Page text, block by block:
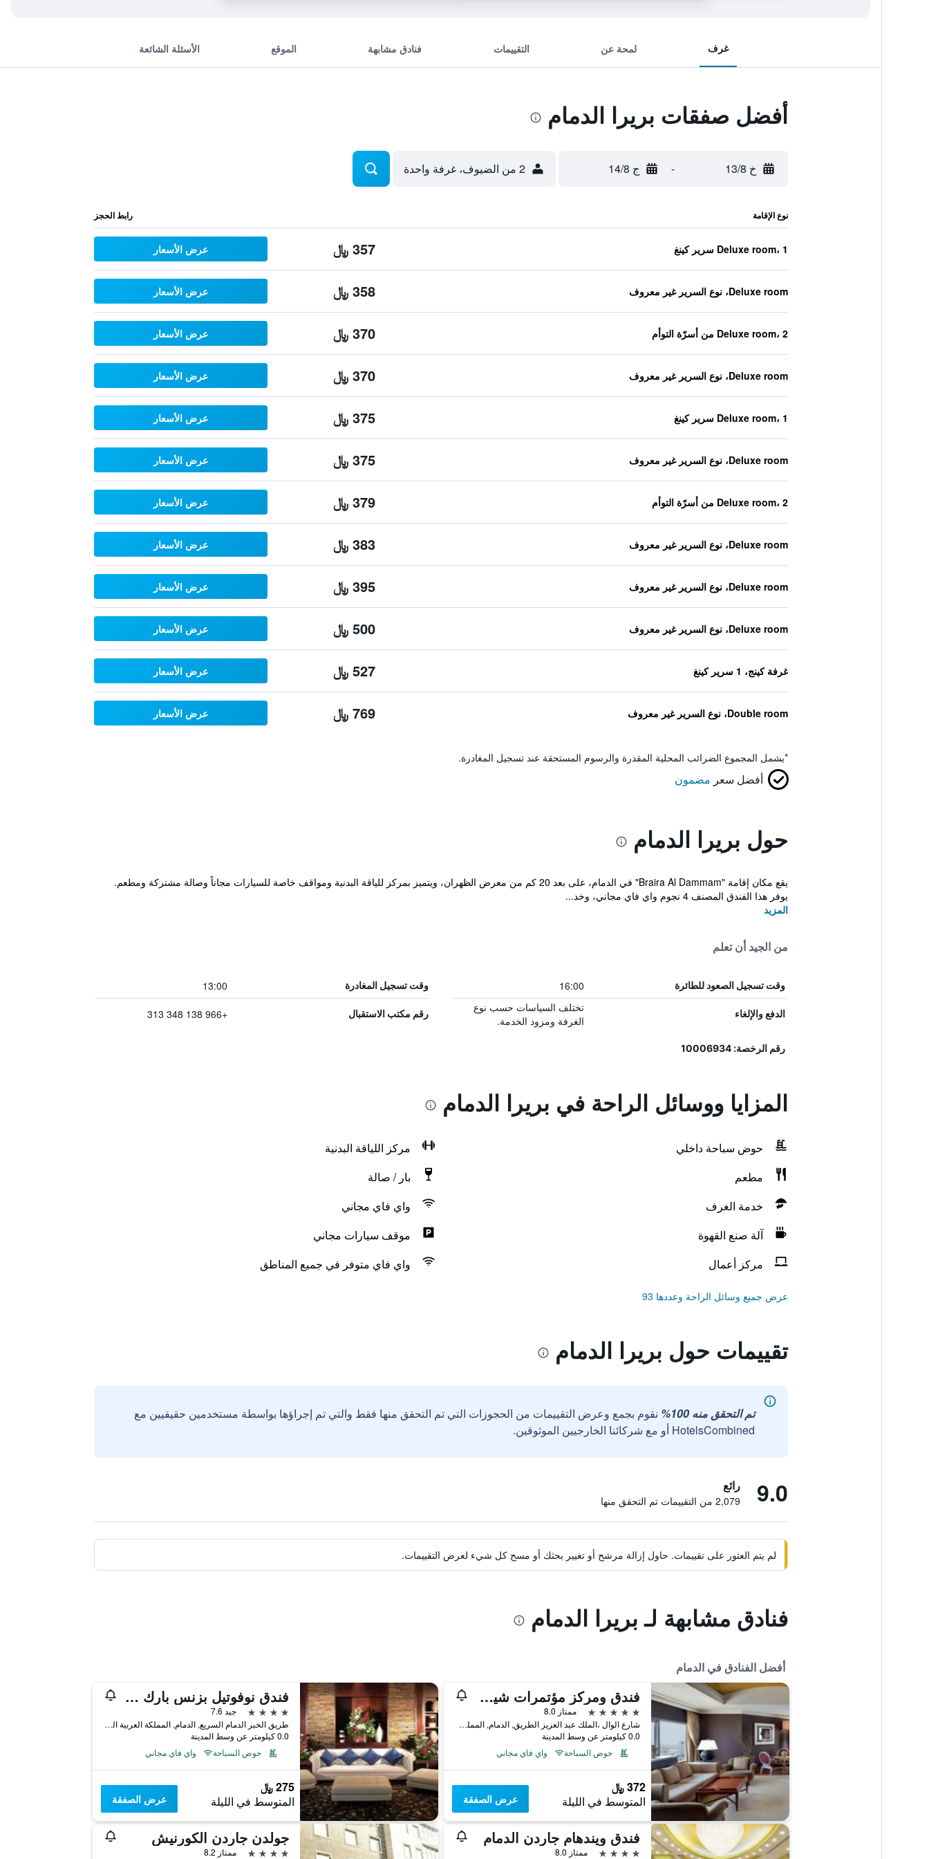
غرف لمحة عن التقييمات فنادق مشابهة الموقع الأسئلة الشائعة
أفضل صفقات بريرا الدمام
خ 13/8 - ج 14/8 2 من الضيوف، غرفة واحدة
نوع الإقامة رابط الحجز
Deluxe room، 1 سرير كينغ 357 ﷼ عرض الأسعار
Deluxe room، نوع السرير غير معروف 358 ﷼ عرض الأسعار
Deluxe room، 2 من أسرّة التوأم 370 ﷼ عرض الأسعار
Deluxe room، نوع السرير غير معروف 370 ﷼ عرض الأسعار
Deluxe room، 1 سرير كينغ 375 ﷼ عرض الأسعار
Deluxe room، نوع السرير غير معروف 375 ﷼ عرض الأسعار
Deluxe room، 2 من أسرّة التوأم 379 ﷼ عرض الأسعار
Deluxe room، نوع السرير غير معروف 383 ﷼ عرض الأسعار
Deluxe room، نوع السرير غير معروف 395 ﷼ عرض الأسعار
Deluxe room، نوع السرير غير معروف 500 ﷼ عرض الأسعار
غرفة كينج، 1 سرير كينغ 527 ﷼ عرض الأسعار
Double room، نوع السرير غير معروف 769 ﷼ عرض الأسعار
*يشمل المجموع الضرائب المحلية المقدرة والرسوم المستحقة عند تسجيل المغادرة.
أفضل سعر مضمون
حول بريرا الدمام
يقع مكان إقامة "Braira Al Dammam" في الدمام، على بعد 20 كم من معرض الظهران، ويتميز بمركز للياقة البدنية ومواقف خاصة للسيارات مجاناً وصالة مشتركة ومطعم.
يوفر هذا الفندق المصنف 4 نجوم واي فاي مجاني، وخد...
المزيد
من الجيد أن تعلم
وقت تسجيل الصعود للطائرة 16:00 وقت تسجيل المغادرة 13:00
الدفع والإلغاء
تختلف السياسات حسب نوع
الغرفة ومزود الخدمة.
رقم مكتب الاستقبال +966 138 348 313
رقم الرخصة: 10006934
المزايا ووسائل الراحة في بريرا الدمام
حوض سباحة داخلي
مركز اللياقة البدنية
مطعم
بار / صالة
خدمة الغرف
واي فاي مجاني
آلة صنع القهوة
موقف سيارات مجاني
مركز أعمال
واي فاي متوفر في جميع المناطق
عرض جميع وسائل الراحة وعددها 93
تقييمات حول بريرا الدمام
تم التحقق منه 100%
نقوم بجمع وعرض التقييمات من الحجوزات التي تم التحقق منها فقط والتي تم إجراؤها بواسطة مستخدمين حقيقيين مع
HotelsCombined أو مع شركائنا الخارجيين الموثوقين.
9.0 رائع
2,079 من التقييمات تم التحقق منها
لم يتم العثور على تقييمات. حاول إزالة مرشح أو تغيير بحثك أو مسح كل شيء لعرض التقييمات.
فنادق مشابهة لـ بريرا الدمام
أفضل الفنادق في الدمام
فندق ومركز مؤتمرات شيراتون الدمام
5 نجوم
ممتاز 8.0
شارع الوال ،الملك عبد العزيز الطريق, الدمام, المملكة العربية السعودية
0.0 كيلومتر عن وسط المدينة
حوض السباحة
واي فاي مجاني
372 ﷼
المتوسط في الليلة عرض الصفقة
فندق نوفوتيل بزنس بارك الدمام
4 نجوم
جيد 7.6
طريق الخبر الدمام السريع, الدمام, المملكة العربية السعودية
0.0 كيلومتر عن وسط المدينة
حوض السباحة
واي فاي مجاني
275 ﷼
المتوسط في الليلة عرض الصفقة
فندق ويندهام جاردن الدمام
4 نجوم ممتاز 8.0
جولدن جاردن الكورنيش
4 نجوم ممتاز 8.2